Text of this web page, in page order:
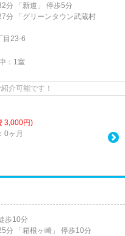
分 「新道」 停歩5分
分 「グリーンタウン武蔵村
目23-6
： 1室
介可能です！
3,000円)
0ヶ月
歩10分
分 「箱根ヶ崎」 停歩10分